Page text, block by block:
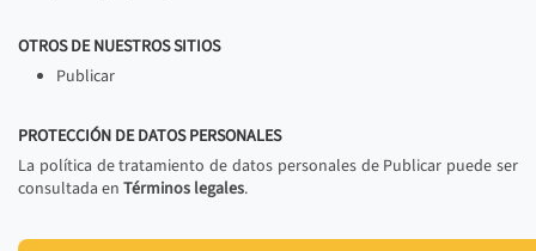
OTROS DE NUESTROS SITIOS
Publicar
PROTECCIÓN DE DATOS PERSONALES
La política de tratamiento de datos personales de Publicar puede ser
consultada en Términos legales.